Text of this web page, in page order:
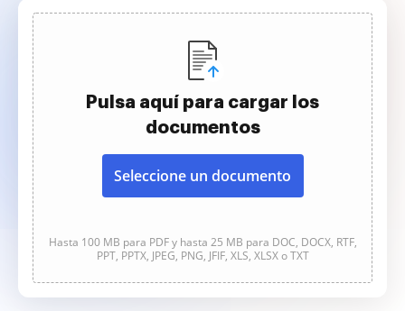
Pulsa aquí para cargar los
documentos
Seleccione un documento
Hasta 100 MB para PDF y hasta 25 MB para DOC, DOCX, RTF,
PPT, PPTX, JPEG, PNG, JFIF, XLS, XLSX o TXT